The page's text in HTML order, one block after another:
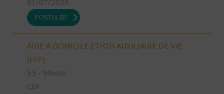
POSTULER
AIDE À DOMICILE ET/OU AUXILIAIRE DE VIE
(H/F)
55 - Meuse
CDI